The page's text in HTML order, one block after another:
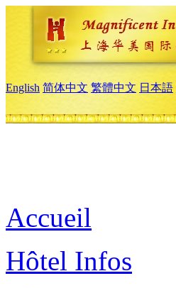
English 简体中文 繁體中文 日本語
Accueil
Hôtel Infos